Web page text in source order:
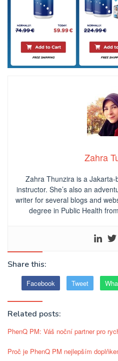
Zahra
Zahra Thunzira is a
instructor. She’s also an
writer for several blogs and
degree in Public Health
Share this:
Facebook Tweet
Related posts:
PhenQ PM: Váš noční partner pro
Proč je PhenQ PM nejlepším